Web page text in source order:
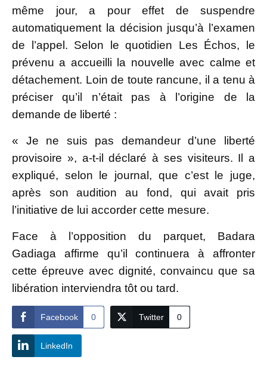
même jour, a pour effet de suspendre
automatiquement la décision jusqu’à l’examen
de l’appel. Selon le quotidien Les Échos, le
prévenu a accueilli la nouvelle avec calme et
détachement. Loin de toute rancune, il a tenu à
préciser qu’il n’était pas à l’origine de la
demande de liberté :
« Je ne suis pas demandeur d’une liberté
provisoire », a-t-il déclaré à ses visiteurs. Il a
expliqué, selon le journal, que c’est le juge,
après son audition au fond, qui avait pris
l’initiative de lui accorder cette mesure.
Face à l’opposition du parquet, Badara
Gadiaga affirme qu’il continuera à affronter
cette épreuve avec dignité, convaincu que sa
libération interviendra tôt ou tard.
Facebook 0 Twitter 0
LinkedIn